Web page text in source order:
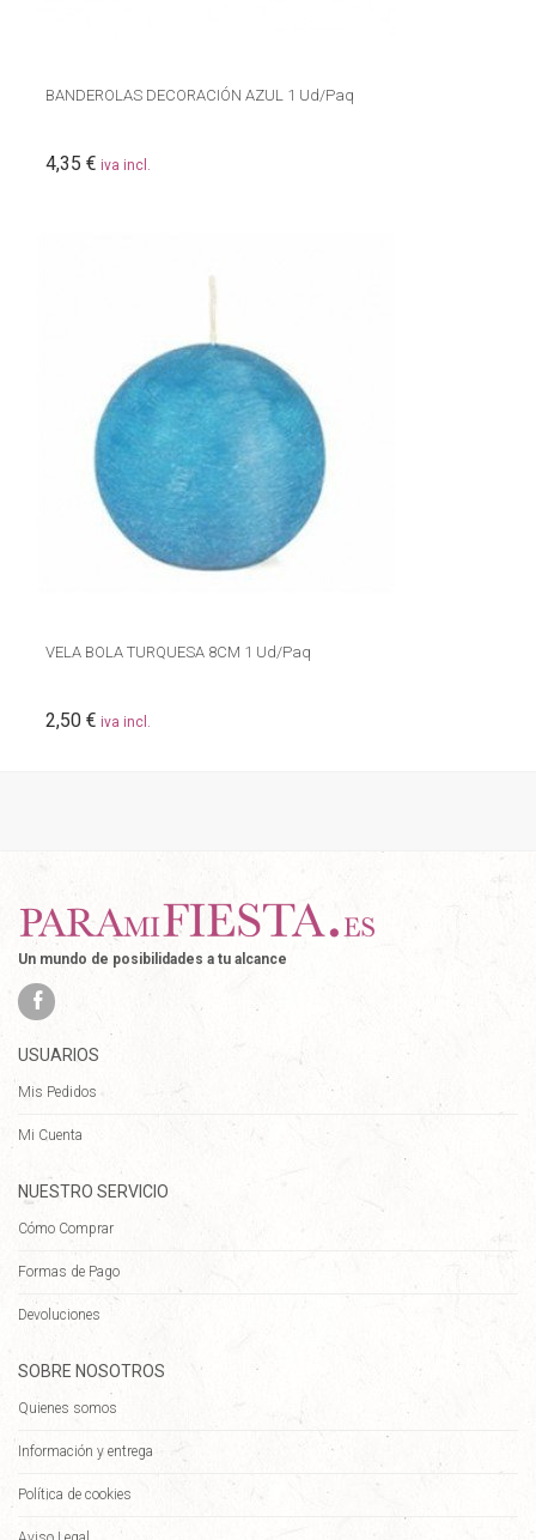
BANDEROLAS DECORACIÓN AZUL 1 Ud/Paq
4,35 € iva incl.
VELA BOLA TURQUESA 8CM 1 Ud/Paq
2,50 € iva incl.
Un mundo de posibilidades a tu alcance
USUARIOS
Mis Pedidos
Mi Cuenta
NUESTRO SERVICIO
Cómo Comprar
Formas de Pago
Devoluciones
SOBRE NOSOTROS
Quienes somos
Información y entrega
Política de cookies